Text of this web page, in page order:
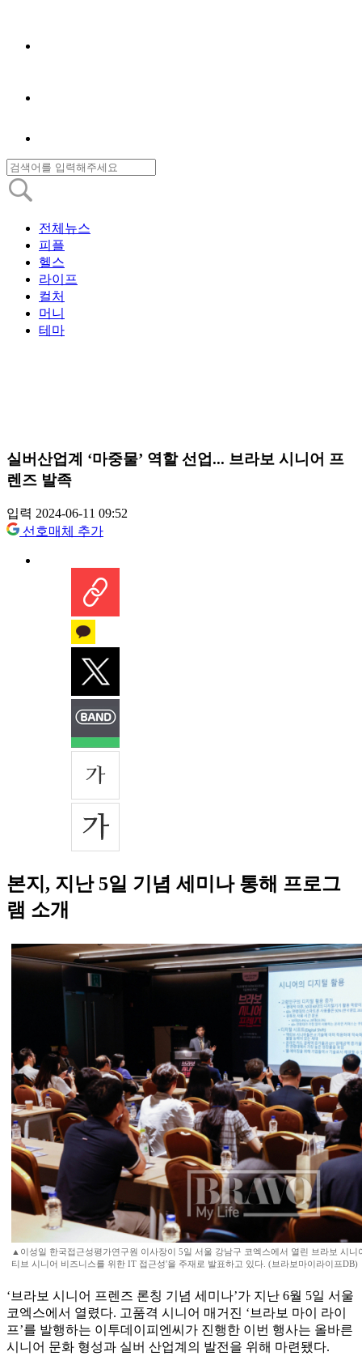
전체뉴스
피플
헬스
라이프
컬처
머니
테마
실버산업계 ‘마중물’ 역할 선업... 브라보 시니어 프
렌즈 발족
입력 2024-06-11 09:52
선호매체 추가
본지, 지난 5일 기념 세미나 통해 프로그
램 소개
▲이성일 한국접근성평가연구원 이사장이 5일 서울 강남구 코엑스에서 열린 브라보 시
티브 시니어 비즈니스를 위한 IT 접근성'을 주재로 발표하고 있다. (브라보마이라이프DB)
‘브라보 시니어 프렌즈 론칭 기념 세미나’가 지난 6월 5일 서울
코엑스에서 열렸다. 고품격 시니어 매거진 ‘브라보 마이 라이
프’를 발행하는 이투데이피엔씨가 진행한 이번 행사는 올바른
시니어 문화 형성과 실버 산업계의 발전을 위해 마련됐다.